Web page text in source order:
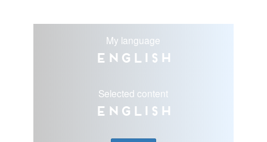
My language
English
Selected content
English